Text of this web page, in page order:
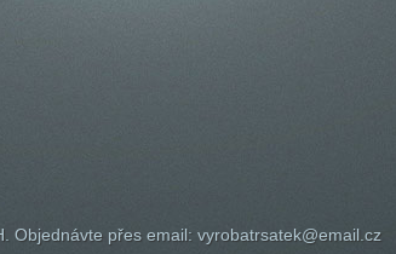
Objednávte přes email: vyrobatrsatek@email.cz